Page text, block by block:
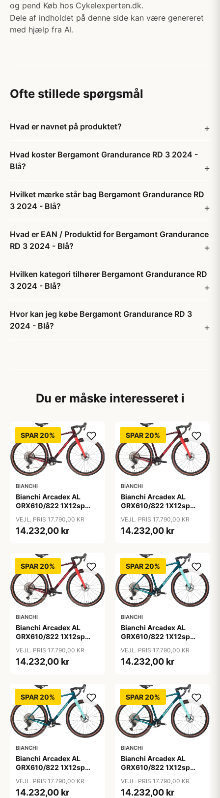
og pend Køb hos Cykelexperten.dk.
Dele af indholdet på denne side kan være genereret
med hjælp fra AI.
Ofte stillede spørgsmål
Hvad er navnet på produktet?
Hvad koster Bergamont Grandurance RD 3 2024 -
Blå?
Hvilket mærke står bag Bergamont Grandurance RD
3 2024 - Blå?
Hvad er EAN / Produktid for Bergamont Grandurance
RD 3 2024 - Blå?
Hvilken kategori tilhører Bergamont Grandurance RD
3 2024 - Blå?
Hvor kan jeg købe Bergamont Grandurance RD 3
2024 - Blå?
Du er måske interesseret i
SPAR 20%
BIANCHI
Bianchi Arcadex AL
GRX610/822 1X12sp
Red
VEJL. PRIS 17.790,00 KR
14.232,00 kr
SPAR 20%
BIANCHI
Bianchi Arcadex AL
GRX610/822 1X12sp
Red
VEJL. PRIS 17.790,00 KR
14.232,00 kr
SPAR 20%
BIANCHI
Bianchi Arcadex AL
GRX610/822 1X12sp
Red
VEJL. PRIS 17.790,00 KR
14.232,00 kr
SPAR 20%
BIANCHI
Bianchi Arcadex AL
GRX610/822 1X12sp
Celeste
VEJL. PRIS 17.790,00 KR
14.232,00 kr
SPAR 20%
BIANCHI
Bianchi Arcadex AL
GRX610/822 1X12sp
Celeste
VEJL. PRIS 17.790,00 KR
14.232,00 kr
SPAR 20%
BIANCHI
Bianchi Arcadex AL
GRX610/822 1X12sp
Celeste
VEJL. PRIS 17.790,00 KR
14.232,00 kr